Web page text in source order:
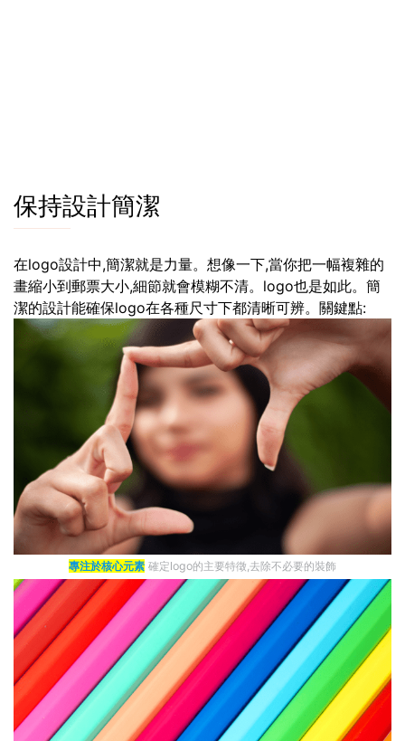
保持設計簡潔
在logo設計中,簡潔就是力量。想像一下,當你把一幅複雜的
畫縮小到郵票大小,細節就會模糊不清。logo也是如此。簡
潔的設計能確保logo在各種尺寸下都清晰可辨。關鍵點:
專注於核心元素 確定logo的主要特徵,去除不必要的裝飾